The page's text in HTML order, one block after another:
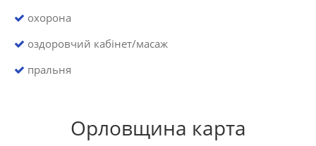
охорона
оздоровчий кабінет/масаж
пральня
Орловщина карта